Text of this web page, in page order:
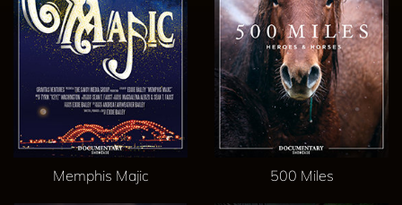
Memphis Majic 500 Miles